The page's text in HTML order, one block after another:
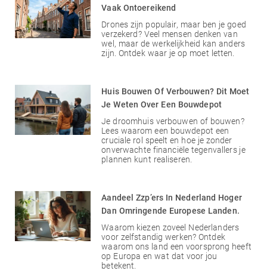
Vaak Ontoereikend
Drones zijn populair, maar ben je goed
verzekerd? Veel mensen denken van
wel, maar de werkelijkheid kan anders
zijn. Ontdek waar je op moet letten.
Huis Bouwen Of Verbouwen? Dit Moet
Je Weten Over Een Bouwdepot
Je droomhuis verbouwen of bouwen?
Lees waarom een bouwdepot een
cruciale rol speelt en hoe je zonder
onverwachte financiële tegenvallers je
plannen kunt realiseren.
Aandeel Zzp’ers In Nederland Hoger
Dan Omringende Europese Landen.
Waarom kiezen zoveel Nederlanders
voor zelfstandig werken? Ontdek
waarom ons land een voorsprong heeft
op Europa en wat dat voor jou
betekent.